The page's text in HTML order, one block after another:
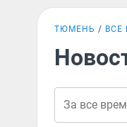
ТЮМЕНЬ ВСЕ